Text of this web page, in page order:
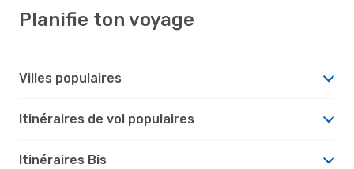
Planifie ton voyage
Villes populaires
Itinéraires de vol populaires
Itinéraires Bis